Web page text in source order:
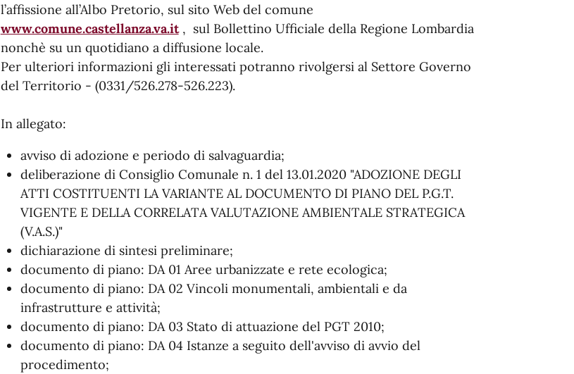
l’affissione all’Albo Pretorio, sul sito Web del comune
www.comune.castellanza.va.it, sul Bollettino Ufficiale della Regione Lombardia
nonchè su un quotidiano a diffusione locale.
Per ulteriori informazioni gli interessati potranno rivolgersi al Settore Governo
del Territorio - (0331/526.278-526.223).
In allegato:
avviso di adozione e periodo di salvaguardia;
deliberazione di Consiglio Comunale n. 1 del 13.01.2020 "ADOZIONE DEGLI
ATTI COSTITUENTI LA VARIANTE AL DOCUMENTO DI PIANO DEL P.G.T.
VIGENTE E DELLA CORRELATA VALUTAZIONE AMBIENTALE STRATEGICA
(V.A.S.)"
dichiarazione di sintesi preliminare;
documento di piano: DA 01 Aree urbanizzate e rete ecologica;
documento di piano: DA 02 Vincoli monumentali, ambientali e da
infrastrutture e attività;
documento di piano: DA 03 Stato di attuazione del PGT 2010;
documento di piano: DA 04 Istanze a seguito dell'avviso di avvio del
procedimento;